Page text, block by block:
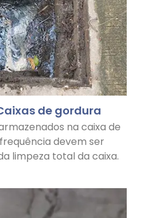
de gordura
na caixa de
devem ser
limpeza total da caixa.